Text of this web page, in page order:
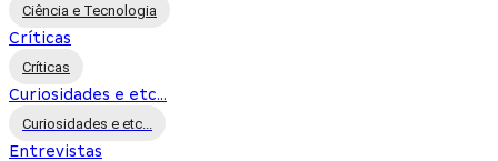
Ciência e Tecnologia
Críticas
Críticas
Curiosidades e etc...
Curiosidades e etc...
Entrevistas